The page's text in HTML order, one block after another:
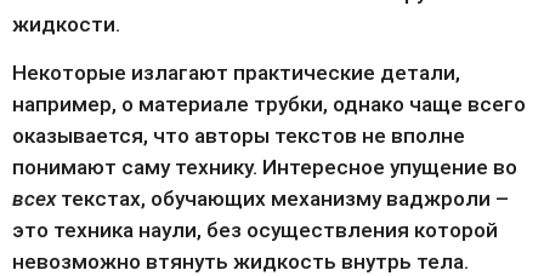
жидкости.
Некоторые излагают практические детали,
например, о материале трубки, однако чаще всего
оказывается, что авторы текстов не вполне
всех текстах, обучающих механизму ваджроли –
это техника наули, без осуществления которой
невозможно втянуть жидкость внутрь тела.